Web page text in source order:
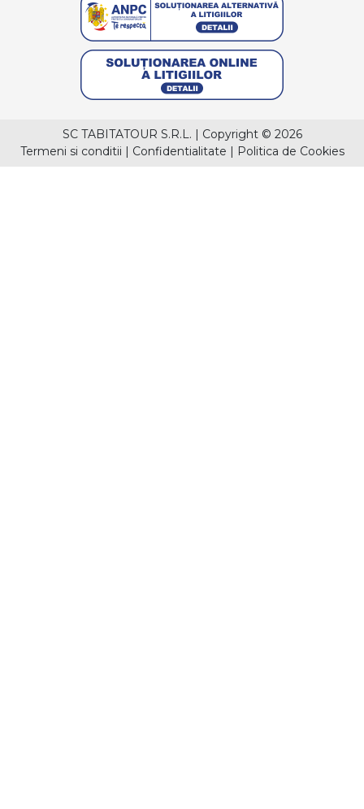
SC TABITATOUR S.R.L. | Copyright © 2026
Termeni si conditii | Confidentialitate | Politica de Cookies